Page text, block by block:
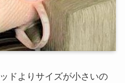
ドよりサイズが小さいの